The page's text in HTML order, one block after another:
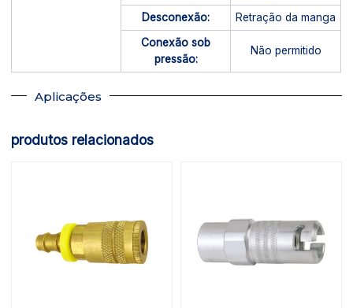
Desconexão:
Retração da manga
Conexão sob
pressão:
Não permitido
Aplicações
produtos relacionados